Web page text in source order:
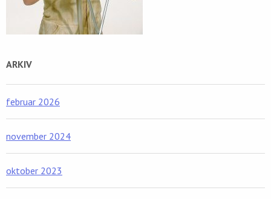
ARKIV
februar 2026
november 2024
oktober 2023